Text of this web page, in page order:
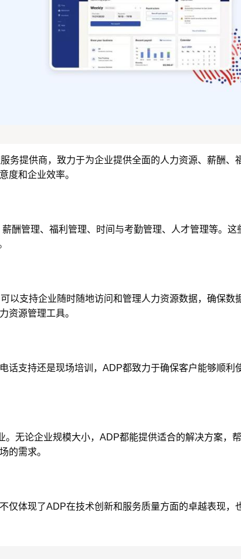
提供商，致力于为企业提供全面的人力资源、薪酬、
度和企业效率。
酬管理、福利管理、时间与考勤管理、人才管理等。这
以支持企业随时随地访问和管理人力资源数据，确保数
资源管理工具。
支持还是现场培训，ADP都致力于确保客户能够顺利
无论企业规模大小，ADP都能提供适合的解决方案，
的需求。
体现了ADP在技术创新和服务质量方面的卓越表现，